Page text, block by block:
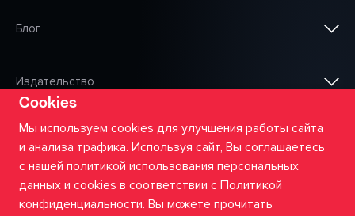
Блог
Издательство
ООО «Сумма АйТи»
Политика приватности
Cookies
Мы используем cookies для улучшения работы сайта
и анализа трафика. Используя сайт, Вы соглашаетесь
с нашей политикой использования персональных
данных и cookies в соответствии с Политикой
конфиденциальности. Вы можете прочитать